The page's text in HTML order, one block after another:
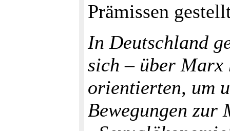
Prämissen
In Deutschland
sich – über Marx
orientierten, um
Bewegungen zur